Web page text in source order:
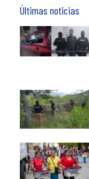
Últimas noticias